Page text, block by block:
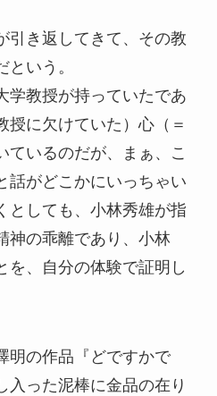
引き返してきて、その教
いう。
学教授が持っていたであ
授に欠けていた）心（＝
ているのだが、まぁ、こ
話がどこかにいっちゃい
としても、小林秀雄が指
神の乖離であり、小林
を、自分の体験で証明し
明の作品『どですかで
入った泥棒に金品の在り